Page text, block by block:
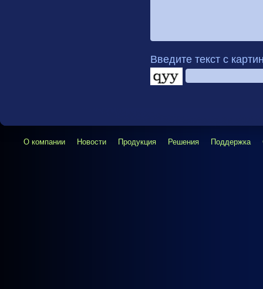
Введите текст с
О компании Новости Продукция Решения Поддержка